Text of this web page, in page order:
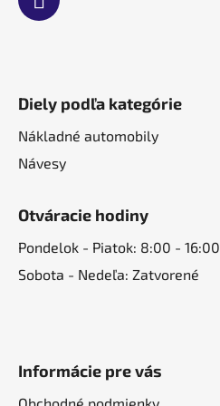
Diely podľa kategórie
Nákladné automobily
Návesy
Otváracie hodiny
Pondelok - Piatok: 8:00 - 16:00
Sobota - Nedeľa: Zatvorené
Informácie pre vás